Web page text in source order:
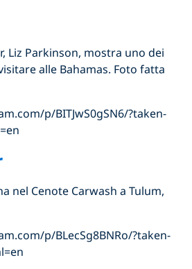
Liz Parkinson, mostra uno dei
alle Bahamas. Foto fatta
p/BITJwS0gSN6/?taken-
nel Cenote Carwash a Tulum,
p/BLecSg8BNRo/?taken-